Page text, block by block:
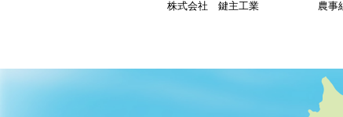
農事組合法人きずな
社会